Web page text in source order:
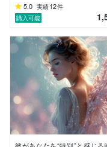
すでに用意されて
✼••┈┈┈┈┈┈┈┈┈┈••✼
もし、その「答え
あなたの心は、
もっと軽くなるか
┈┈┈ 私の鑑定
♦ タロットカード
今のあなたに必要
メッセージをお伝
5.0 実績12件
購入可能